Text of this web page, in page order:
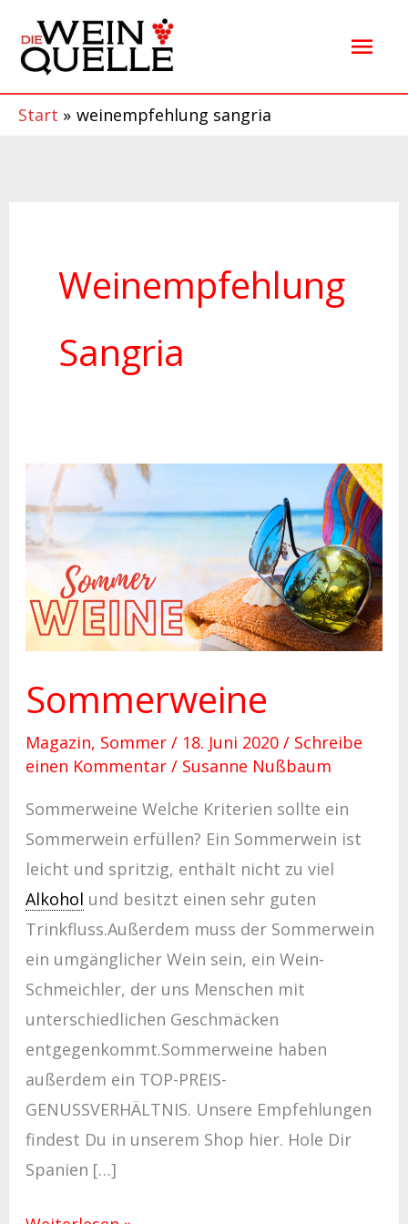
Inhalt
springen
Start weinempfehlung sangria
Weinempfehlung
Sangria
Sommerweine
Magazin, Sommer/ 18. Juni 2020 / Schreibe
einen Kommentar / Susanne Nußbaum
Sommerweine Welche Kriterien sollte ein
Sommerwein erfüllen? Ein Sommerwein ist
leicht und spritzig, enthält nicht zu viel
Alkohol und besitzt einen sehr guten
Trinkfluss.Außerdem muss der Sommerwein
ein umgänglicher Wein sein, ein Wein-
Schmeichler, der uns Menschen mit
unterschiedlichen Geschmäcken
entgegenkommt.Sommerweine haben
außerdem ein TOP-PREIS-
GENUSSVERHÄLTNIS. Unsere Empfehlungen
findest Du in unserem Shop hier. Hole Dir
Spanien […]
Sommerweine